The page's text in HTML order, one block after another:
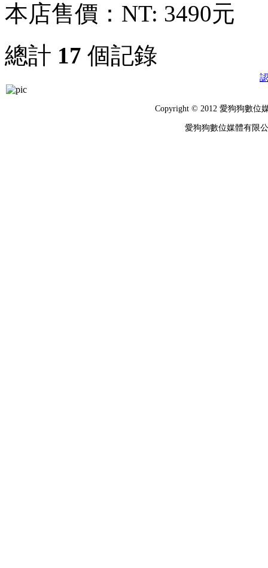
本店售價： NT: 3490元
總計 17 個記錄
Copyright © 2012 愛狗狗數位
愛狗狗數位媒體有限